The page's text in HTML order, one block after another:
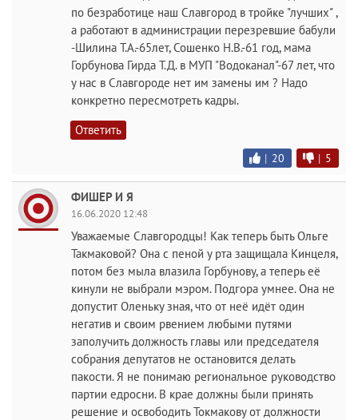
по безработице наш Славгород в тройке "лучших" ,
а работают в администрации перезревшие бабули
-Шилина Т.А.-65лет, Сошенко Н.В.-61 год, мама
Горбунова Гирда Т.Д. в МУП "Водоканал"-67 лет, что
у нас в Славгороде нет им замены им ? Надо
конкретно пересмотреть кадры.
Ответить
| 20 | 5
ФИШЕР И Я
16.06.2020 12:48
Уважаемые Славгородцы! Как теперь быть Ольге
Такмаковой? Она с пеной у рта защищала Кинцеля,
потом без мыла влазила Горбунову, а теперь её
кинули не выбрали мэром. Подгора умнее. Она не
допустит Оленьку зная, что от неё идёт один
негатив и своим рвением любыми путями
заполучить должность главы или председателя
собрания депутатов не остановится делать
пакости. Я не понимаю региональное руководство
партии едросни. В крае должны были принять
решение и освободить Токмакову от должности